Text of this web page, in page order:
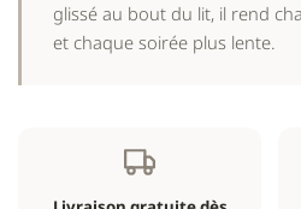
glissé au bout du lit, il rend
et chaque soirée plus lente.